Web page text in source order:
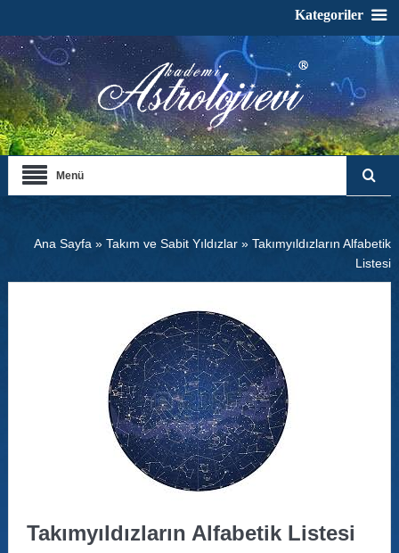
Menü
Ana Sayfa »Takım ve Sabit Yıldızlar »Takımyıldızların Alfabetik
Listesi
Takımyıldızların Alfabetik Listesi
Kategoriler